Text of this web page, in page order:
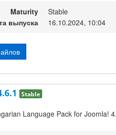
Maturity
Stable
выпуска
16.10.2024, 10:04
Stable
Language Pack for Joomla!